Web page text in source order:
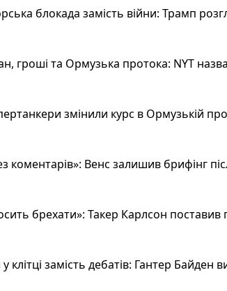
блокада замість війни: Трамп
гроші та Ормузька протока: NYT
змінили курс в Ормузькій
Венс залишив брифінг
брехати»: Такер Карлсон поставив
замість дебатів: Гантер Байден